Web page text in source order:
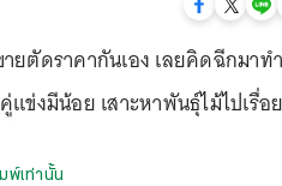
ยตัดราคากันเอง เลยคิดฉีกมาท
งมีน้อย เสาะหาพันธุ์ไม้ไปเรื่อ
พ์เท่านั้น